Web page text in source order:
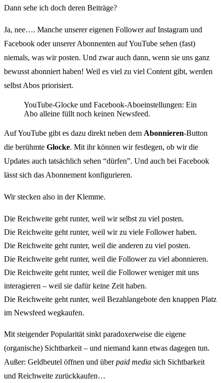
Dann sehe ich doch deren Beiträge?
Ja, nee…. Manche unserer eigenen Follower auf Instagram und
Facebook oder unserer Abonnenten auf YouTube sehen (fast)
niemals, was wir posten. Und zwar auch dann, wenn sie uns ganz
bewusst abonniert haben! Weil es viel zu viel Content gibt, werden
selbst Abos priorisiert.
YouTube-Glocke und Facebook-Aboeinstellungen: Ein
Abo alleine füllt noch keinen Newsfeed.
Auf YouTube gibt es dazu direkt neben dem Abonnieren-Button
die berühmte Glocke. Mit ihr können wir festlegen, ob wir die
Updates auch tatsächlich sehen “dürfen”. Und auch bei Facebook
lässt sich das Abonnement konfigurieren.
Wir stecken also in der Klemme.
Die Reichweite geht runter, weil wir selbst zu viel posten.
Die Reichweite geht runter, weil wir zu viele Follower haben.
Die Reichweite geht runter, weil die anderen zu viel posten.
Die Reichweite geht runter, weil die Follower zu viel abonnieren.
Die Reichweite geht runter, weil die Follower weniger mit uns
interagieren – weil sie dafür keine Zeit haben.
Die Reichweite geht runter, weil Bezahlangebote den knappen Platz
im Newsfeed wegkaufen.
Mit steigender Popularität sinkt paradoxerweise die eigene
(organische) Sichtbarkeit – und niemand kann etwas dagegen tun.
Außer: Geldbeutel öffnen und überpaid media sich Sichtbarkeit
und Reichweite zurückkaufen…